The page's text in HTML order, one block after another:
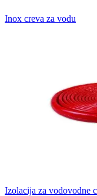
Inox creva za vodu
Izolacija za vodovodne